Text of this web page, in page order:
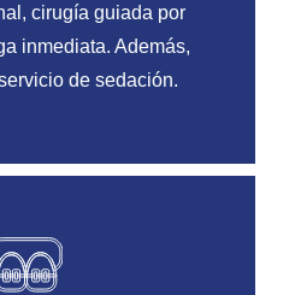
cirugía guiada por
inmediata. Además,
de sedación.